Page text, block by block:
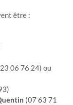
être :
06 76 24) ou
(07 63 71